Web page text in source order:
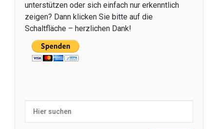
unterstützen oder sich einfach nur erkenntlich
zeigen? Dann klicken Sie bitte auf die
Schaltfläche – herzlichen Dank!